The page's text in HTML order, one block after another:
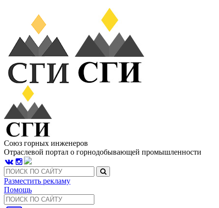
Союз горных инженеров
Отраслевой портал о горнодобывающей промышленности
Разместить рекламу
Помощь